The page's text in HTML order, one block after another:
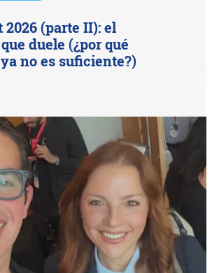
2026 (parte II): el
duele (¿por qué
no es suficiente?)